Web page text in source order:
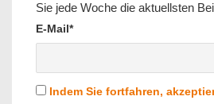
Sie jede Woche die aktuellsten
E-Mail*
Indem Sie fortfahren,